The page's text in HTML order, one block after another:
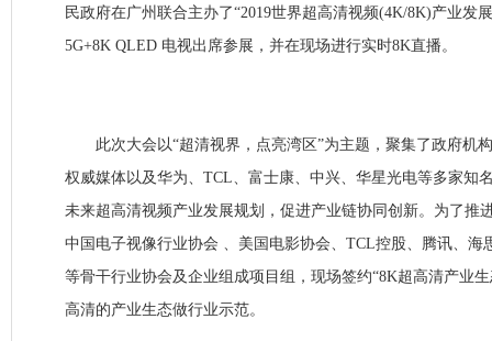
民政府在广州联合主办了“2019世界超高清视频(4K/8K)产业发
5G+8K QLED 电视出席参展，并在现场进行实时8K直播。
此次大会以“超清视界，点亮湾区”为主题，聚集了政府机
权威媒体以及华为、TCL、富士康、中兴、华星光电等多家知
未来超高清视频产业发展规划，促进产业链协同创新。为了推
中国电子视像行业协会 、美国电影协会、TCL控股、腾讯、海
等骨干行业协会及企业组成项目组，现场签约“8K超高清产业
高清的产业生态做行业示范。